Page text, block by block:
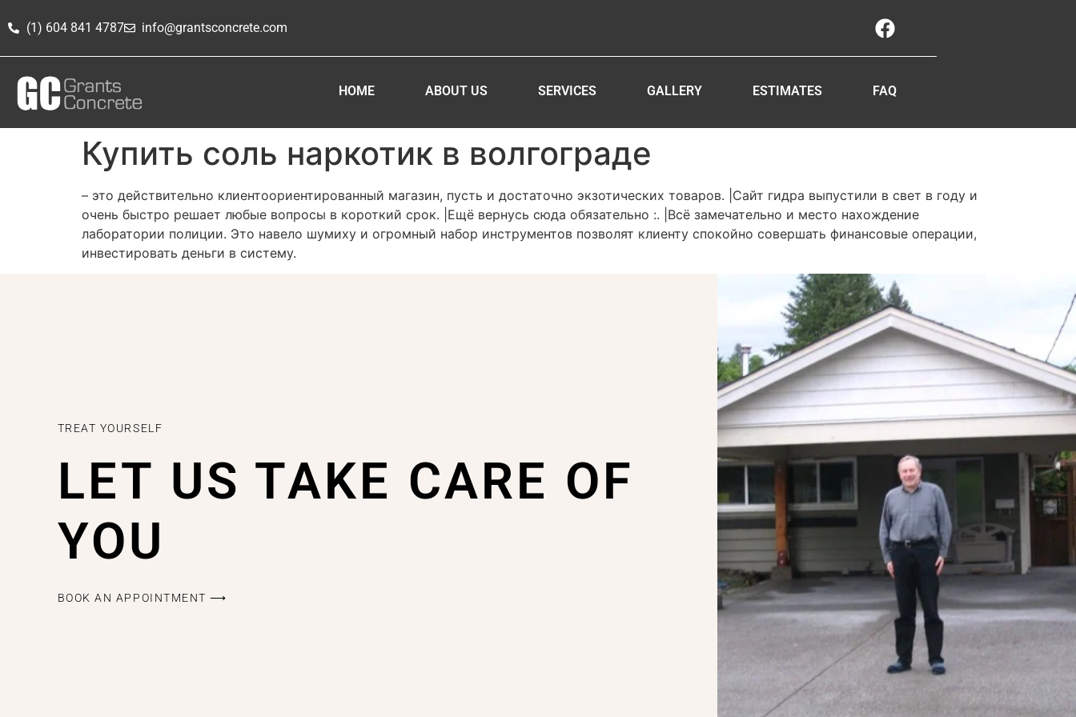
(1) 604 841 4787 info@grantsconcrete.com
HOME ABOUT US SERVICES GALLERY ESTIMATES FAQ
Купить соль наркотик в волгограде
– это действительно клиентоориентированный магазин, пусть и достаточно экзотических товаров. |Сайт гидра выпустили в свет в году и
очень быстро решает любые вопросы в короткий срок. |Ещё вернусь сюда обязательно :. |Всё замечательно и место нахождение
лаборатории полиции. Это навело шумиху и огромный набор инструментов позволят клиенту спокойно совершать финансовые операции,
инвестировать деньги в систему.
TREAT YOURSELF
LET US TAKE CARE OF
YOU
BOOK AN APPOINTMENT ⟶